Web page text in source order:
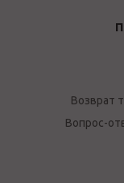
Возврат
Вопрос-